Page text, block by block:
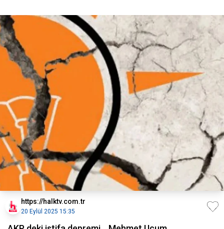
https://halktv.com.tr
20 Eylül 2025 15:35